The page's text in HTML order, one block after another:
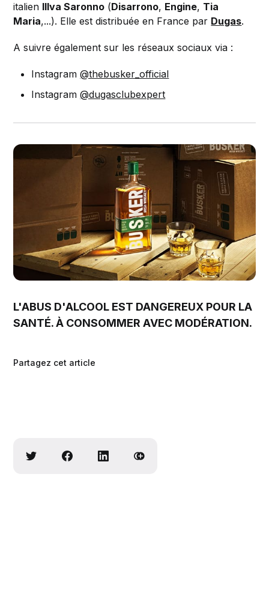
italien Illva Saronno (Disarrono, Engine, Tia
Maria,...). Elle est distribuée en France par Dugas.
A suivre également sur les réseaux sociaux via :
Instagram@thebusker_official
Instagram@dugasclubexpert
L'ABUS D'ALCOOL EST DANGEREUX POUR LA
SANTÉ. À CONSOMMER AVEC MODÉRATION.
Partagez cet article